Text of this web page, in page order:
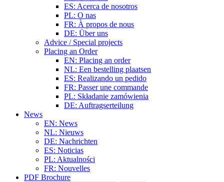
ES: Acerca de nosotros
PL: O nas
FR: À propos de nous
DE: Über uns
Advice / Special projects
Placing an Order
EN: Placing an order
NL: Een bestelling plaatsen
ES: Realizando un pedido
FR: Passer une commande
PL: Składanie zamówienia
DE: Auftragserteilung
News
EN: News
NL: Nieuws
DE: Nachrichten
ES: Noticias
PL: Aktualności
FR: Nouvelles
PDF Brochure